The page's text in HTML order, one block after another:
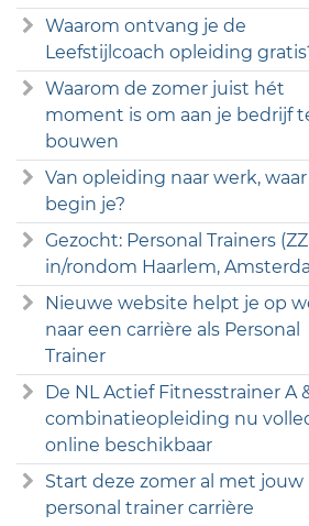
Waarom ontvang je de
Leefstijlcoach opleiding
Waarom de zomer juist hét
moment is om aan je bedrijf
bouwen
Van opleiding naar werk, waar
begin je?
Gezocht: Personal Trainers
in/rondom Haarlem,
Nieuwe website helpt je op
naar een carrière als Personal
Trainer
De NL Actief Fitnesstrainer A
combinatieopleiding nu
online beschikbaar
Start deze zomer al met jouw
personal trainer carrière